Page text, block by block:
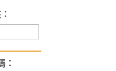
：